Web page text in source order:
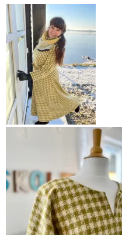
En drømme vinterdag